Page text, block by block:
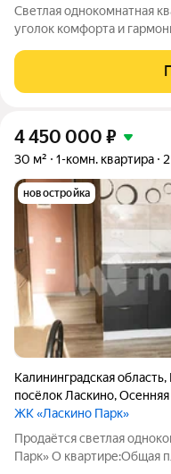
Светлая однокомнатная
уголок комфорта и
атмосфера уюта и
заезжайте и
4 450 000 ₽
30 м² 1-комн. квартира
новостройка
Калининградская область,
посёлок Ласкино,Осенняя
ЖК «Ласкино Парк»
Продаётся светлая
Парк» О квартире:Общая площадь 30 мЭтаж 2